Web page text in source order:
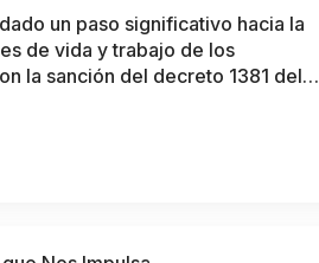
un paso significativo hacia la
de vida y trabajo de los
la sanción del decreto 1381 del…